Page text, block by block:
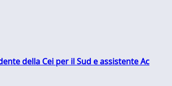
della Cei per il Sud e assistente Ac